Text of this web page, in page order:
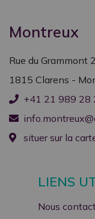
Montreux
Rue du Grammont 2
1815 Clarens -
+41 21 989 28
situer sur la
LIENS
Nous
27 juillet au 16
LeCentre de
Radiologie